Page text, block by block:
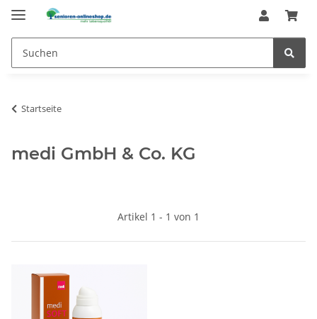
Startseite
medi GmbH & Co. KG
Artikel 1 - 1 von 1